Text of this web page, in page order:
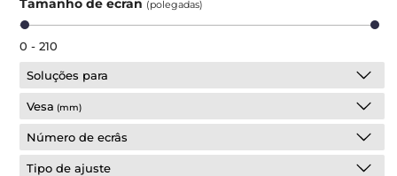
Tamanho de ecran (polegadas)
0 - 210
Soluções para
Vesa (mm)
Número de ecrâs
Tipo de ajuste